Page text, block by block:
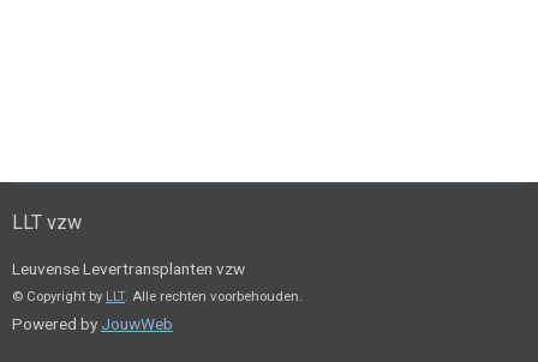
LLT vzw
Leuvense Levertransplanten vzw
© Copyright by LLT. Alle rechten voorbehouden.
Powered by JouwWeb